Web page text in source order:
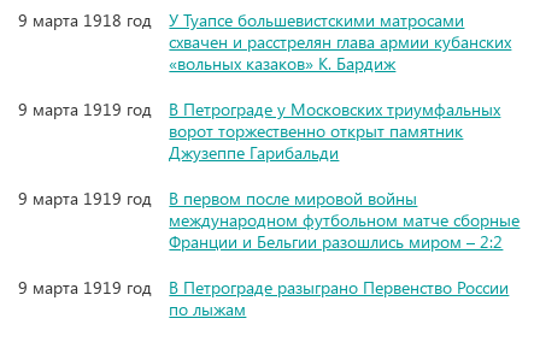
9 марта 1918 год
У Туапсе большевистскими матросами
схвачен и расстрелян глава армии кубанских
«вольных казаков» К. Бардиж
9 марта 1919 год
В Петрограде у Московских триумфальных
ворот торжественно открыт памятник
Джузеппе Гарибальди
9 марта 1919 год
В первом после мировой войны
международном футбольном матче сборные
Франции и Бельгии разошлись миром – 2:2
9 марта 1919 год
В Петрограде разыграно Первенство России
по лыжам